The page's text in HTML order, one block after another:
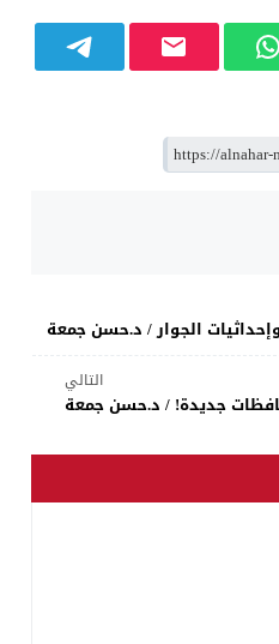
الجوار / د.حسن جمعة
التالي
جديدة! / د.حسن جمعة